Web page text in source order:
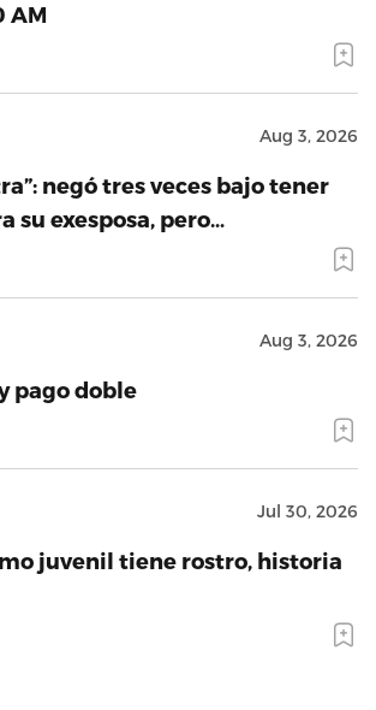
AM
Aug 3, 2026
negó tres veces bajo tener
su exesposa, pero…
Aug 3, 2026
pago doble
Jul 30, 2026
juvenil tiene rostro, historia